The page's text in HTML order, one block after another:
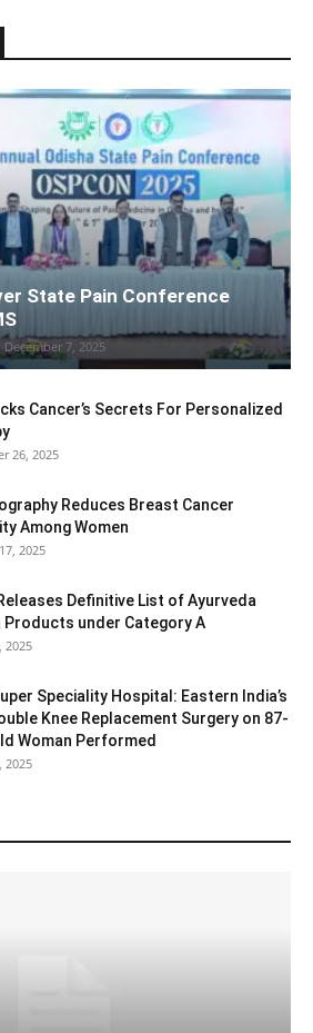
State Pain Conference
December 7, 2025
Cancer’s Secrets For Personalized
26, 2025
Reduces Breast Cancer
Among Women
2025
Definitive List of Ayurveda
Products under Category A
2025
Speciality Hospital: Eastern India’s
Knee Replacement Surgery on 87-
Woman Performed
2025